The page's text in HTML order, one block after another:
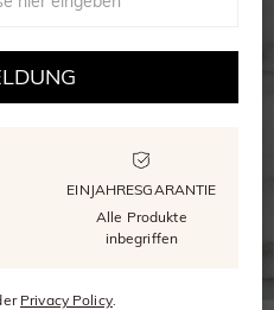
EINJAHRESGARANTIE
Alle Produkte
inbegriffen
Privacy Policy.